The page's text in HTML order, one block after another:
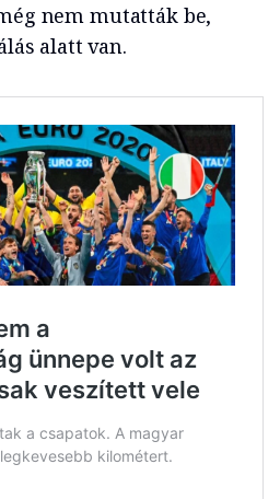
nem mutatták be,
alatt van.